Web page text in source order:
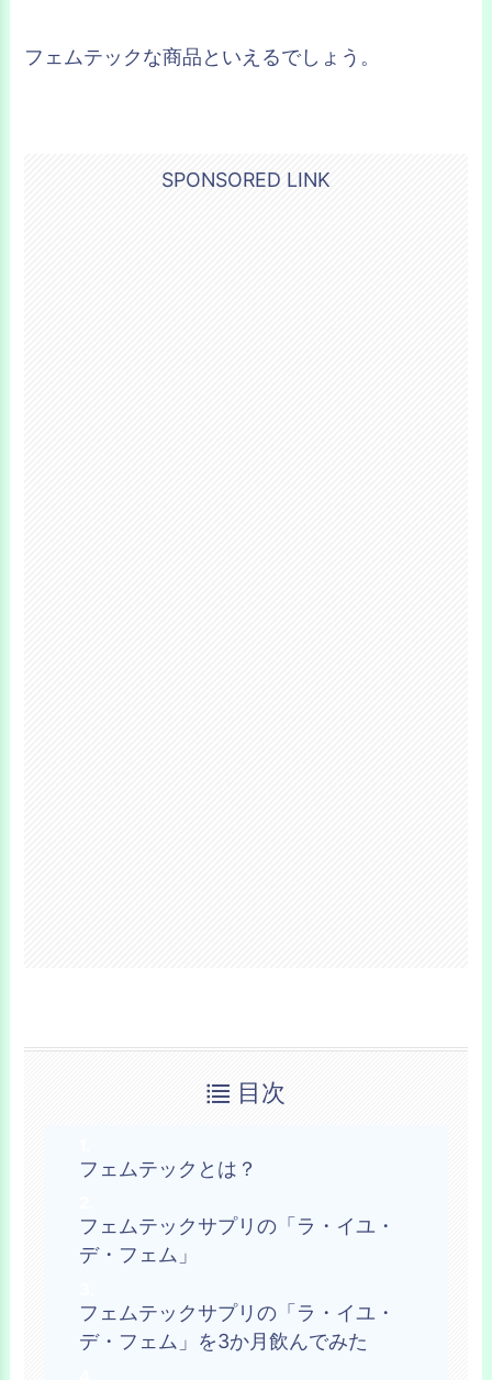
フェムテックな商品といえるでしょう。
SPONSORED LINK
目次
フェムテックとは？
フェムテックサプリの「ラ・イユ・
デ・フェム」
フェムテックサプリの「ラ・イユ・
デ・フェム」を3か月飲んでみた